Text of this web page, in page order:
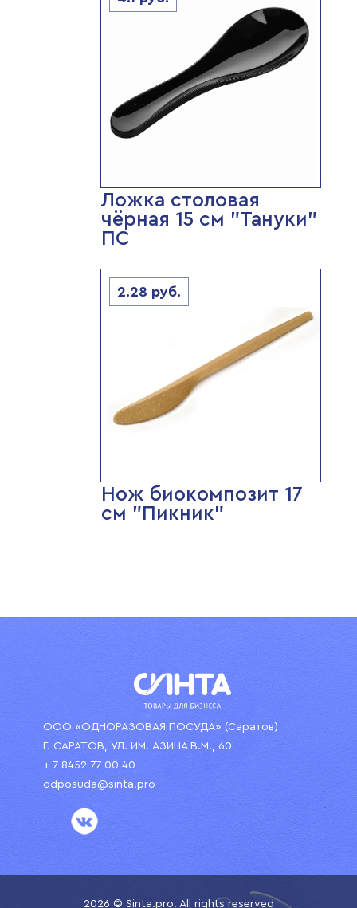
Ложка столовая
чёрная 15 см "Тануки"
ПС
2.28 руб.
Нож биокомпозит 17
см "Пикник"
ООО «ОДНОРАЗОВАЯ ПОСУДА» (Саратов)
Г. САРАТОВ, УЛ. ИМ. АЗИНА В.М., 60
+ 7 8452 77 00 40
odposuda@sinta.pro
2026 © Sinta.pro. All rights reserved